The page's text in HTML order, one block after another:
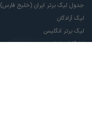
جدول لیگ برتر ایران (خلیج فارس)
لیگ آزادگان
لیگ برتر انگلیس
لالیگا اسپانیا